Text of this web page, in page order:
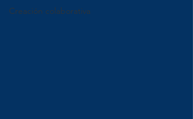
Creación colaborativa